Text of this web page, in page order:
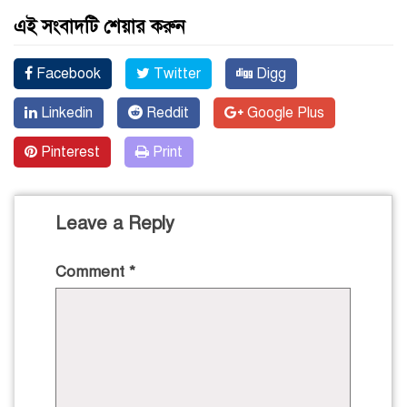
এই সংবাদটি শেয়ার করুন
Facebook Twitter Digg
Linkedin Reddit Google Plus
Pinterest Print
Leave a Reply
Comment *